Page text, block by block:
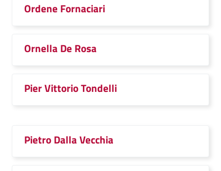
Ordene Fornaciari
Ornella De Rosa
Pier Vittorio Tondelli
Pietro Dalla Vecchia